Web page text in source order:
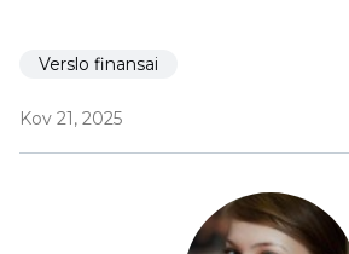
Verslo finansai
Kov 21, 2025